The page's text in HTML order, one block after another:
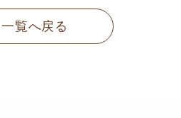
一覧へ戻る